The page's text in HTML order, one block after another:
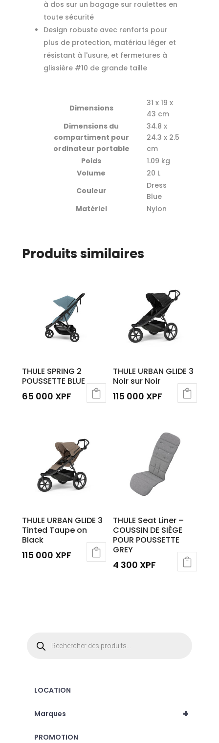
à dos sur un bagage sur roulettes en
toute sécurité
Design robuste avec renforts pour
plus de protection, matériau léger et
résistant à l'usure, et fermetures à
glissière #10 de grande taille
Dimensions
31 x 19 x
43 cm
Dimensions du
compartiment pour
ordinateur portable
34.8 x
24.3 x 2.5
cm
Poids
1.09 kg
Volume
20 L
Couleur
Dress
Blue
Matériel
Nylon
Produits similaires
THULE SPRING 2
POUSSETTE BLUE
65 000 XPF
THULE URBAN GLIDE 3
Noir sur Noir
115 000 XPF
THULE URBAN GLIDE 3
Tinted Taupe on
Black
115 000 XPF
THULE Seat Liner –
COUSSIN DE SIÈGE
POUR POUSSETTE
GREY
4 300 XPF
produits
LOCATION
+
Marques
PROMOTION